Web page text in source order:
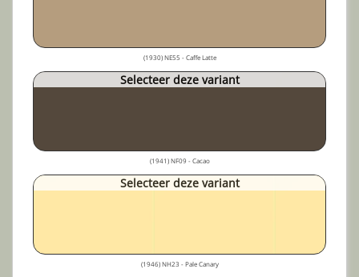
(1930) NE55 - Caffe Latte
Selecteer deze variant
(1941) NF09 - Cacao
Selecteer deze variant
(1946) NH23 - Pale Canary